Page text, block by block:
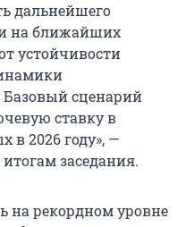
дальнейшего
на ближайших
устойчивости
сценарий
ставку в
в 2026 году», —
заседания.
на рекордном уровне